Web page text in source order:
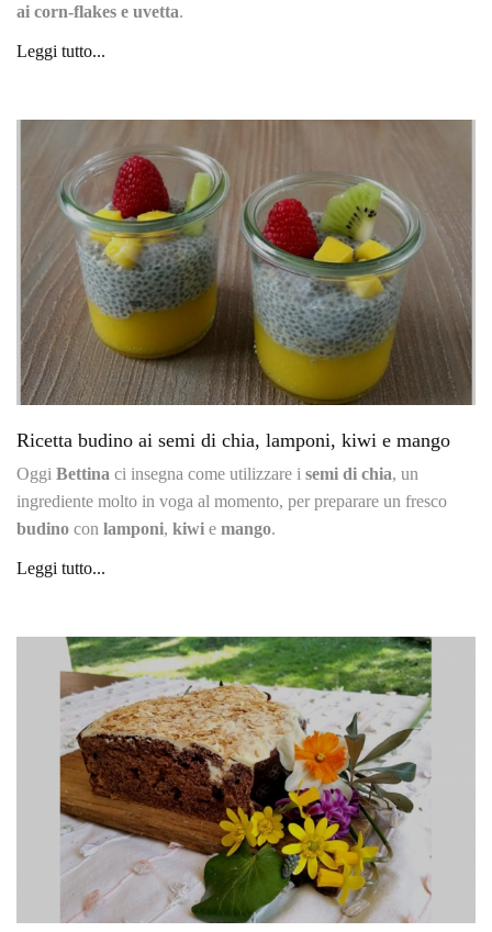
ai corn-flakes e uvetta.
Leggi tutto...
Ricetta budino ai semi di chia, lamponi, kiwi e mango
Oggi Bettina ci insegna come utilizzare i semi di chia, un
ingrediente molto in voga al momento, per preparare un fresco
budino con lamponi, kiwi e mango.
Leggi tutto...